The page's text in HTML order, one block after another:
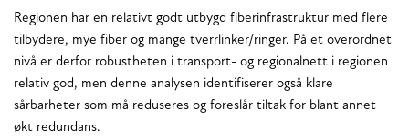
Regionen har en relativt godt utbygd fiberinfrastruktur med flere
tilbydere, mye fiber og mange tverrlinker/ringer. På et overordnet
nivå er derfor robustheten i transport- og regionalnett i regionen
relativ god, men denne analysen identifiserer også klare
sårbarheter som må reduseres og foreslår tiltak for blant annet
økt redundans.